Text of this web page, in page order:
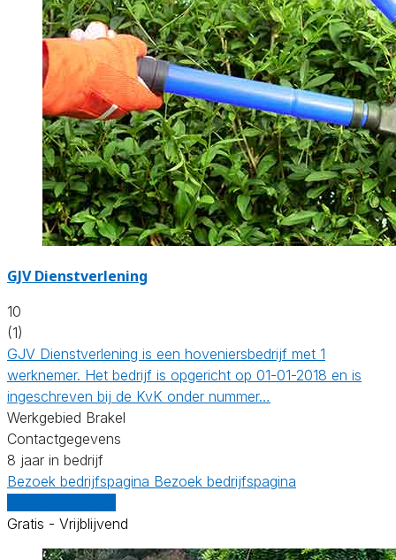
GJV Dienstverlening
10
(1)
GJV Dienstverlening is een hoveniersbedrijf met 1
werknemer. Het bedrijf is opgericht op 01-01-2018 en is
ingeschreven bij de KvK onder nummer…
Werkgebied Brakel
Contactgegevens
8 jaar in bedrijf
Bezoek bedrijfspagina Bezoek bedrijfspagina
Gratis - Vrijblijvend